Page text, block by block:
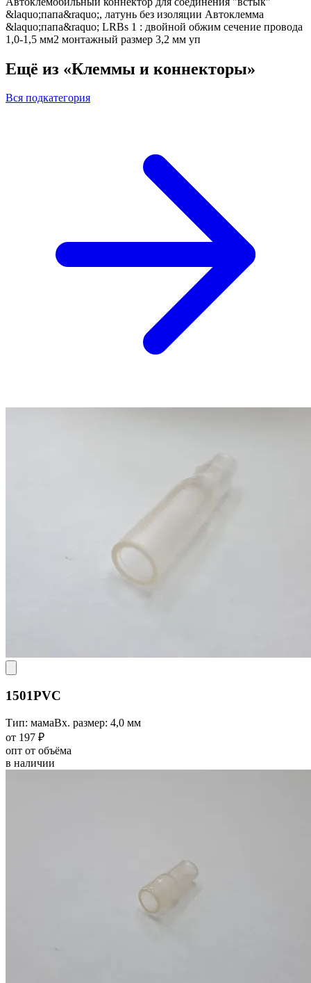
&laquo;папа&raquo;, латунь без изоляции Автоклемма
&laquo;папа&raquo; LRBs 1 : двойной обжим сечение провода
1,0-1,5 мм2 монтажный размер 3,2 мм уп
Ещё из «Клеммы и коннекторы»
Вся подкатегория
1501PVC
Тип: мамаВх. размер: 4,0 мм
от 197 ₽
опт от объёма
в наличии